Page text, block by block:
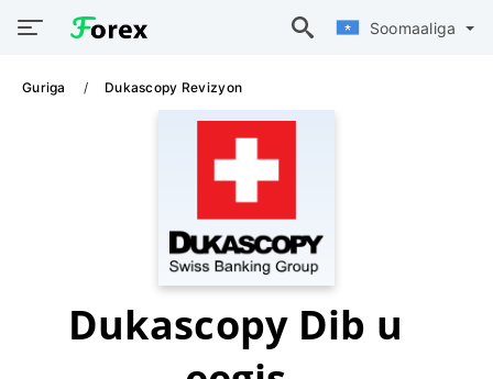
Soomaaliga
Guriga Dukascopy Revizyon
Dukascopy Dib u